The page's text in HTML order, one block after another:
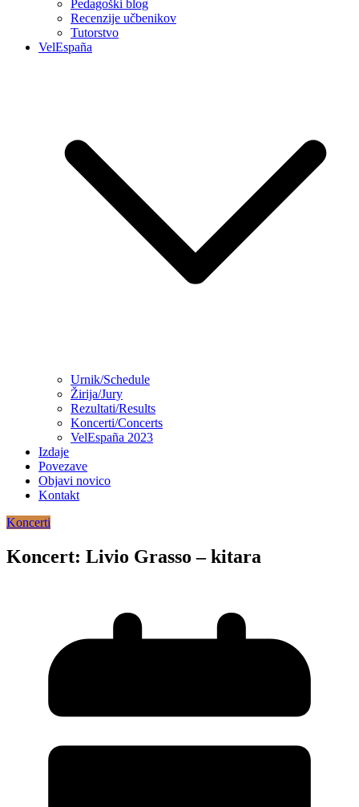
Pedagoški blog
Recenzije učbenikov
Tutorstvo
VelEspaña
Urnik/Schedule
Žirija/Jury
Rezultati/Results
Koncerti/Concerts
VelEspaña 2023
Izdaje
Povezave
Objavi novico
Kontakt
Koncerti
Koncert: Livio Grasso – kitara